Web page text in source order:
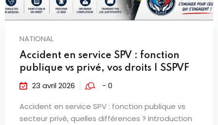
NATIONAL
Accident en service SPV : fonction
publique vs privé, vos droits | SSPVF
23 avril 2026 - 0
Accident en service SPV : fonction publique vs
secteur privé, quelles différences ? Introduction